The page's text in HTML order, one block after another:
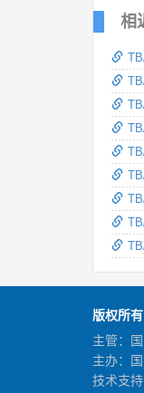
相
版权所
主管：
主办：
技术支